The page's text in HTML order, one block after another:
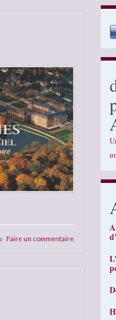
Faire un commentaire